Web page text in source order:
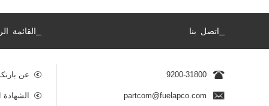
اتصل بنا
9200-31800
partcom@fuelapco.com
القائمة
عن
الشهادة